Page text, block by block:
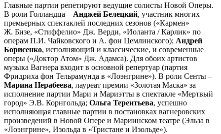
Главные партии репетируют ведущие солисты Новой Оперы.
В роли Голландца – Анджей Белецкий, участник многих
премьерных спектаклей последних сезонов («Кармен»
Ж. Бизе, «Стиффелио» Дж. Верди, «Иоланта / Карлик» по
операм П.И. Чайковского и А. фон Цемлинского); Андрей
Борисенко, исполняющий и классические, и современные
оперы («Доктор Атом» Дж. Адамса). Для обоих артистов
музыка Вагнера входит в основной репертуар (партия
Фридриха фон Тельрамунда в «Лоэнгрине»). В роли Сенты –
Марина Нерабеева, лауреат премии «Золотая Маска» за
исполнение партии Мари и Мариэтты в спектакле «Мертвый
город» Э.В. Корнгольда; Ольга Терентьева, успешно
исполняющая главные партии в постановках вагнеровских
произведений в Новой Опере и Мариинском театре (Эльза в
«Лоэнгрине», Изольда в «Тристане и Изольде»).